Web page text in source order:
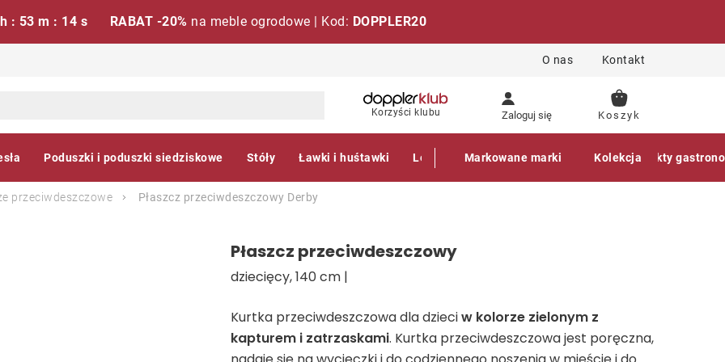
: 53 m : 13 s RABAT -20% na meble ogrodowe | Kod: DOPPLER20
O nas Kontakt
Korzyści klubu Zaloguj się KOSZYK
Poduszki i poduszki siedziskowe Stóły Ławki i huśtawki Leżaki Akcesoria Parasole Produkty
Markowane marki Kolekcja
przeciwdeszczowe Płaszcz przeciwdeszczowy Derby
Płaszcz przeciwdeszczowy
dziecięcy, 140 cm |
Kurtka przeciwdeszczowa dla dzieciw kolorze zielonym z
kapturem i zatrzaskami. Kurtka przeciwdeszczowa jest poręczna,